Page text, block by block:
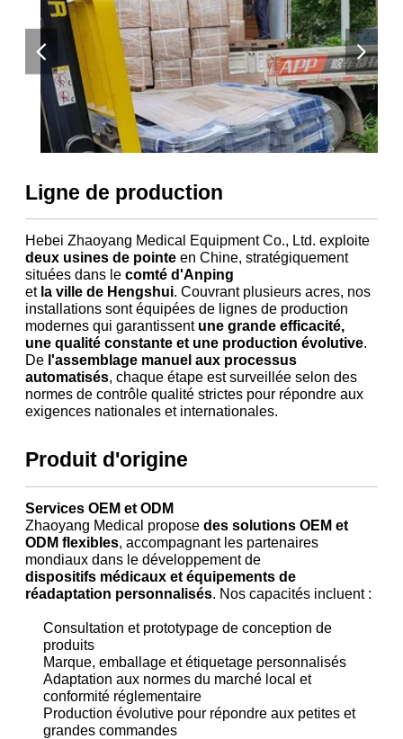
Ligne de production
Hebei Zhaoyang Medical Equipment Co., Ltd. exploite
deux usines de pointeen Chine, stratégiquement
situées dans le comté d'Anping
et la ville de Hengshui. Couvrant plusieurs acres, nos
installations sont équipées de lignes de production
modernes qui garantissent une grande efficacité,
une qualité constante et une production évolutive.
De l'assemblage manuel aux processus
automatisés, chaque étape est surveillée selon des
normes de contrôle qualité strictes pour répondre aux
exigences nationales et internationales.
Produit d'origine
Services OEM et ODM
Zhaoyang Medical propose des solutions OEM et
ODM flexibles, accompagnant les partenaires
mondiaux dans le développement de
dispositifs médicaux et équipements de
réadaptation personnalisés. Nos capacités incluent :
Consultation et prototypage de conception de
produits
Marque, emballage et étiquetage personnalisés
Adaptation aux normes du marché local et
conformité réglementaire
Production évolutive pour répondre aux petites et
grandes commandes